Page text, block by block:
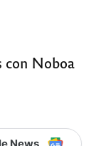
Noboa